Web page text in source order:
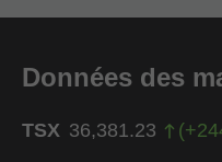
Données des
TSX 36,381.23 (+